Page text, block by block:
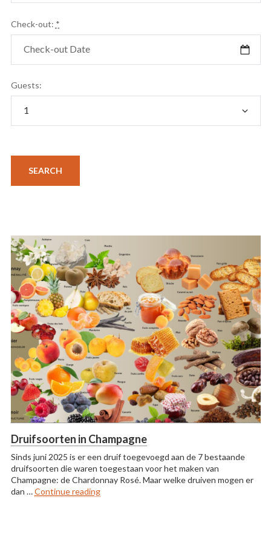
Check-out: *
Guests:
Druifsoorten in Champagne
Sinds juni 2025 is er een druif toegevoegd aan de 7 bestaande
druifsoorten die waren toegestaan voor het maken van
Champagne: de Chardonnay Rosé. Maar welke druiven mogen er
dan …Continue reading“Druifsoorten in Champagne”